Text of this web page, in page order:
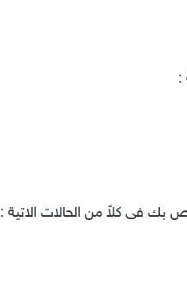
:
بك فى كلاً من الحالات الاتية :